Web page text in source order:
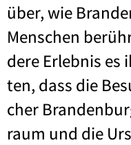
über, wie
Men­schen
de­re Erleb­nis
ten, dass die
cher
raum und die